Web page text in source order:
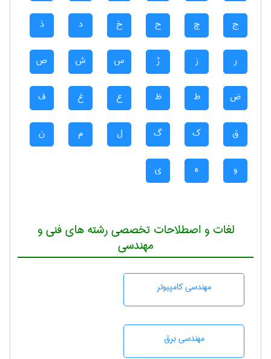
ج چ ح خ د ذ
ر ز ژ س ش ص
ض ط ظ ع غ ف
ق ک گ ل م ن
و ه ی
لغات و اصطلاحات تخصصی رشته های فنی و
مهندسی
مهندسی كامپيوتر
مهندسی برق